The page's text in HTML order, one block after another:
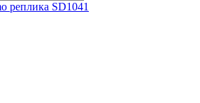
реплика SD1041